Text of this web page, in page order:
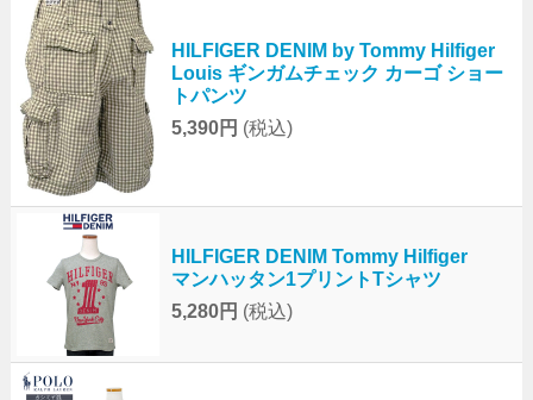
HILFIGER DENIM by Tommy Hilfiger
Louis ギンガムチェック カーゴ ショー
トパンツ
5,390円 (税込)
HILFIGER DENIM Tommy Hilfiger
マンハッタン1プリントTシャツ
5,280円 (税込)